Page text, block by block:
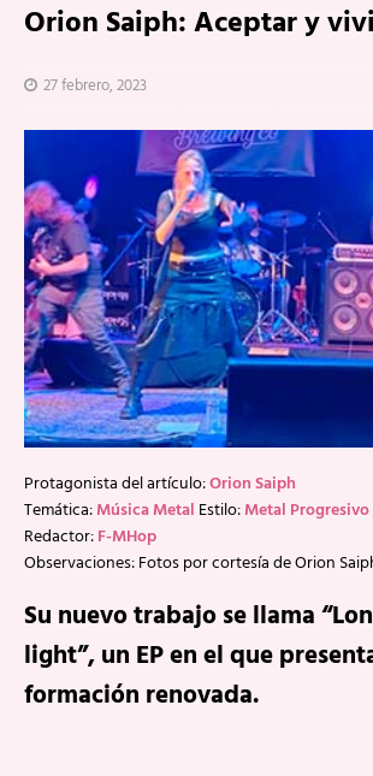
Orion Saiph: Aceptar y
27 febrero, 2023
Protagonista del artículo:Orion Saiph
Temática:Música Metal Estilo:Metal Progresivo
Redactor:F-MHop
Observaciones: Fotos por cortesía de Orion
Su nuevo trabajo se llama
light”, un EP en el que
formación renovada.